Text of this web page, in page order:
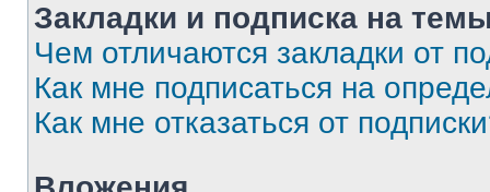
Закладки и подписка на
Чем отличаются закладки от
Как мне подписаться на
Как мне отказаться от